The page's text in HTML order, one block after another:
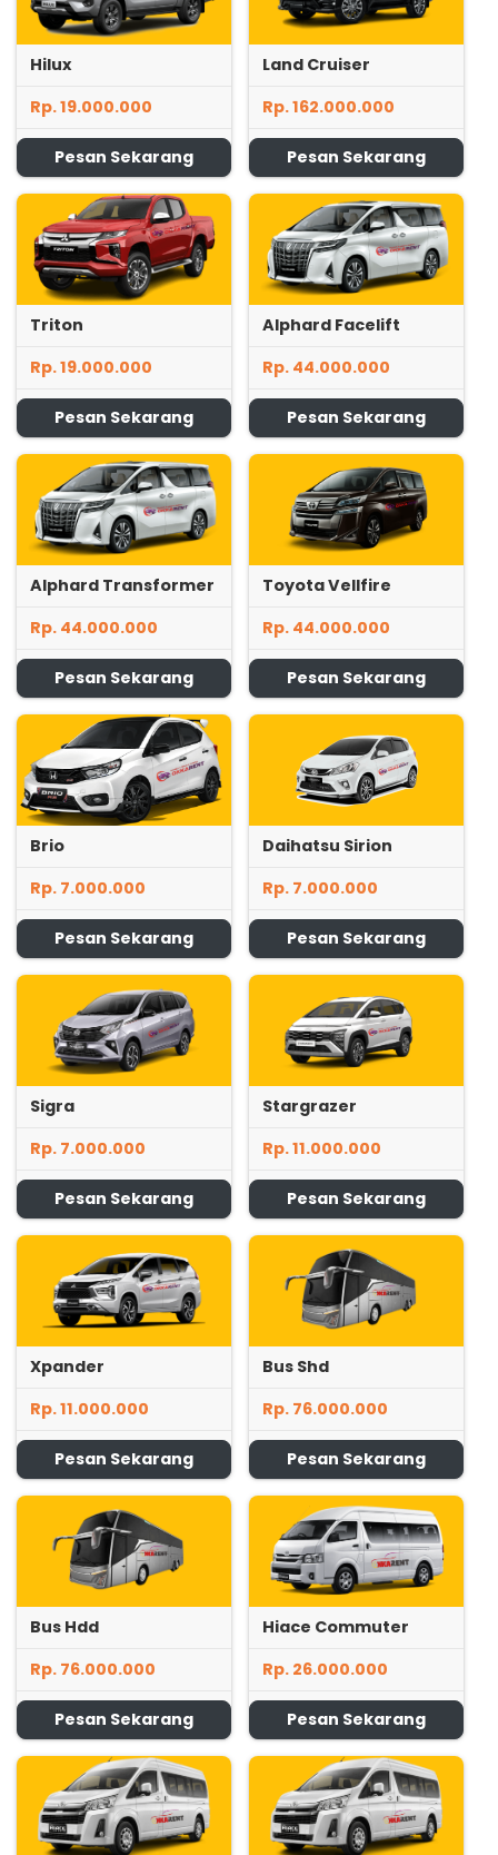
Hilux
Rp. 19.000.000
Pesan Sekarang
Land Cruiser
Rp. 162.000.000
Pesan Sekarang
Triton
Rp. 19.000.000
Pesan Sekarang
Alphard Facelift
Rp. 44.000.000
Pesan Sekarang
Alphard Transformer
Rp. 44.000.000
Pesan Sekarang
Toyota Vellfire
Rp. 44.000.000
Pesan Sekarang
Brio
Rp. 7.000.000
Pesan Sekarang
Daihatsu Sirion
Rp. 7.000.000
Pesan Sekarang
Sigra
Rp. 7.000.000
Pesan Sekarang
Stargrazer
Rp. 11.000.000
Pesan Sekarang
Xpander
Rp. 11.000.000
Pesan Sekarang
Bus Shd
Rp. 76.000.000
Pesan Sekarang
Bus Hdd
Rp. 76.000.000
Pesan Sekarang
Hiace Commuter
Rp. 26.000.000
Pesan Sekarang